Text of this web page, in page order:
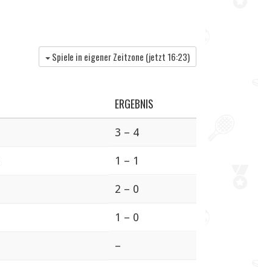
Spiele in eigener Zeitzone (jetzt 16:23)
ERGEBNIS
3 – 4
1 – 1
2 – 0
1 – 0
–